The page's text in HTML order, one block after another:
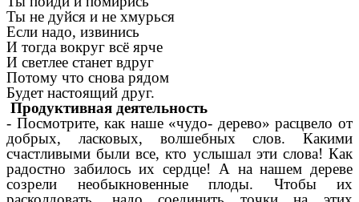
Ты не дуйся и не хмурься
Если надо, извинись
И тогда вокруг всё ярче
И светлее станет вдруг
Потому что снова рядом
Будет настоящий друг.
Продуктивная деятельность
- Посмотрите, как наше «чудо- дерево» расцвело от
добрых, ласковых, волшебных слов. Какими
счастливыми были все, кто услышал эти слова! Как
радостно забилось их сердце! А на нашем дереве
созрели необыкновенные плоды. Чтобы их